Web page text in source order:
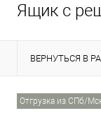
Ящик с
ВЕРНУТЬСЯ В
Отгрузка из СПб/